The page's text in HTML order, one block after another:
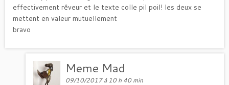
effectivement rêveur et le texte colle pil poil! les deux se
mettent en valeur mutuellement
bravo
Meme Mad
09/10/2017 à 10 h 40 min